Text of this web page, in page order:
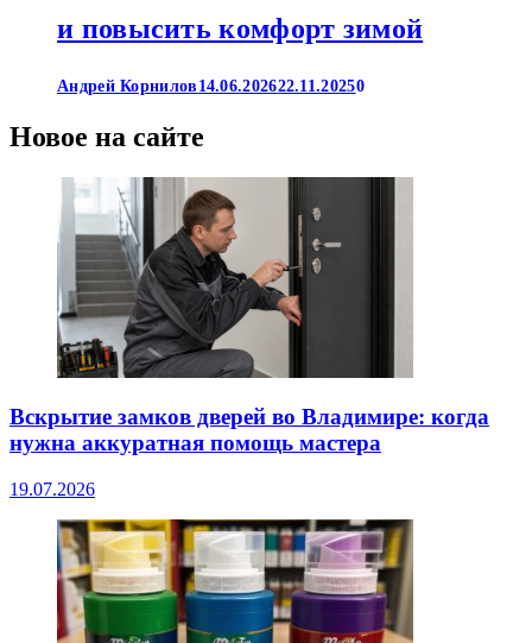
и повысить комфорт зимой
Андрей Корнилов 14.06.202622.11.20250
Новое на сайте
Вскрытие замков дверей во Владимире: когда
нужна аккуратная помощь мастера
19.07.2026